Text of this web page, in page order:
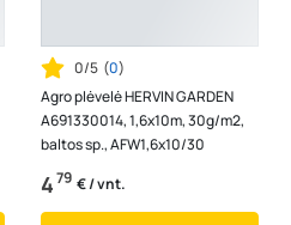
0/5 (0)
Agro plėvelė HERVIN GARDEN
A691330014, 1,6x10m, 30g/m2,
baltos sp., AFW1,6x10/30
479 € / vnt.